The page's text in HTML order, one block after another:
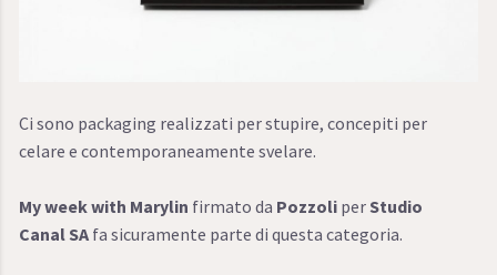
Ci sono packaging realizzati per stupire, concepiti per
celare e contemporaneamente svelare.
My week with Marylin firmato da Pozzoli perStudio
Canal SA fa sicuramente parte di questa categoria.